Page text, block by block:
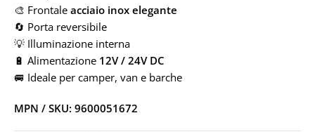
🎨 Frontale acciaio inox elegante
🔄 Porta reversibile
💡 Illuminazione interna
🔋 Alimentazione 12V / 24V DC
🚐 Ideale per camper, van e barche
MPN / SKU: 9600051672